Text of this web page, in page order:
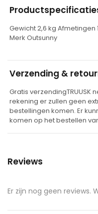
a
t
e
Gewicht 2,6 kg Afmetingen
Merk Outsunny
Verzending &
Gratis
rekening er zullen geen
bestellingen komen. Er
komen op het bestellen
Reviews
Er zijn nog geen reviews.